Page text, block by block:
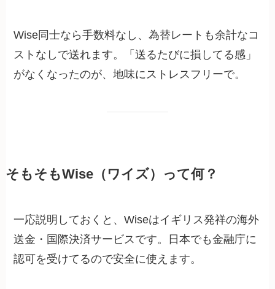
Wise同士なら手数料なし、為替レートも余計なコ
ストなしで送れます。「送るたびに損してる感」
がなくなったのが、地味にストレスフリーで。
そもそもWise（ワイズ）って何？
一応説明しておくと、Wiseはイギリス発祥の海外
送金・国際決済サービスです。日本でも金融庁に
認可を受けてるので安全に使えます。